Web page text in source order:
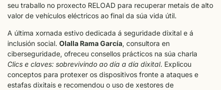
seu traballo no proxecto RELOAD para recuperar metais de alto
valor de vehículos eléctricos ao final da súa vida útil.
A última xornada estivo dedicada á seguridade dixital e á
inclusión social. Olalla Rama García, consultora en
ciberseguridade, ofreceu consellos prácticos na súa charla
Clics e claves: sobrevivindo ao día a día dixital. Explicou
conceptos para protexer os dispositivos fronte a ataques e
estafas dixitais e recomendou o uso de xestores de